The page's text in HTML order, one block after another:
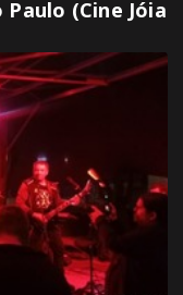
Paulo (Cine Jóia